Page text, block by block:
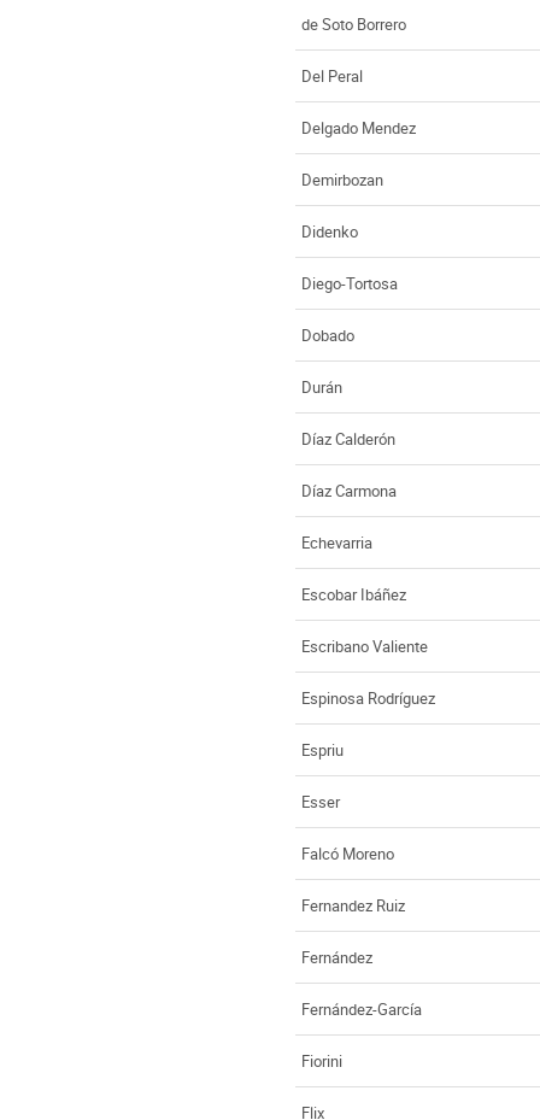
de Soto Borrero
Del Peral
Delgado Mendez
Demirbozan
Didenko
Diego-Tortosa
Dobado
Durán
Díaz Calderón
Díaz Carmona
Echevarria
Escobar Ibáñez
Escribano Valiente
Espinosa Rodríguez
Espriu
Esser
Falcó Moreno
Fernandez Ruiz
Fernández
Fernández-García
Fiorini
Flix